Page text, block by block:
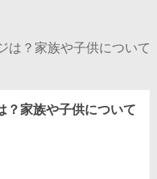
は？家族や子供について
？家族や子供について